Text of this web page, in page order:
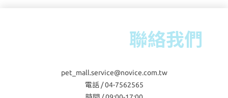
聯絡我們
pet_mall.service@novice.com.tw
電話 / 04-7562565